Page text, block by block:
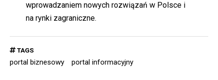
wprowadzaniem nowych rozwiązań w Polsce i
na rynki zagraniczne.
TAGS
portal biznesowy portal informacyjny